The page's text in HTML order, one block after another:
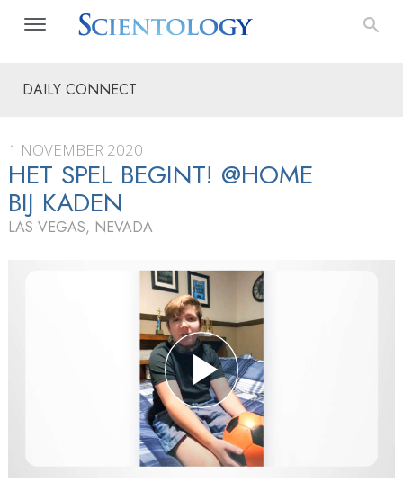
DAILY CONNECT
1 NOVEMBER 2020
HET SPEL BEGINT! @HOME
BIJ KADEN
LAS VEGAS, NEVADA